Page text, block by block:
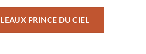
PRINCE DU CIEL